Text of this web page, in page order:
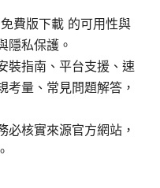
費版下載 的可用性與
隱私保護。
裝指南、平台支援、速
考量、常見問題解答，
必核實來源官方網站，